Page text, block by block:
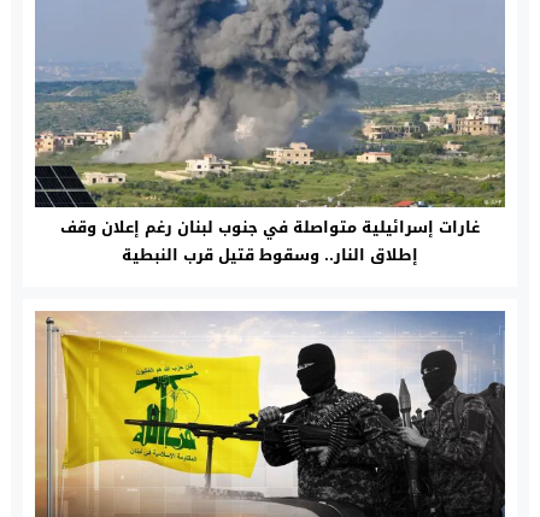
غارات إسرائيلية متواصلة في جنوب لبنان رغم إعلان وقف
إطلاق النار.. وسقوط قتيل قرب النبطية